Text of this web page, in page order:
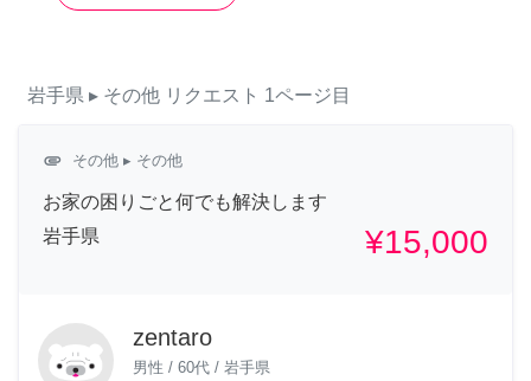
岩手県 ▸ その他 リクエスト 1ページ目
attachment その他 ▸ その他
お家の困りごと何でも解決します
岩手県
¥15,000
zentaro
男性 / 60代 / 岩手県